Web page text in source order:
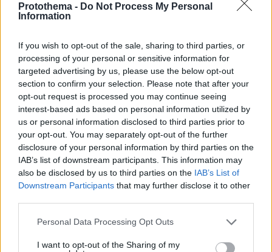
Protothema - Do Not Process My Personal
Information
If you wish to opt-out of the sale, sharing to third parties, or
processing of your personal or sensitive information for
targeted advertising by us, please use the below opt-out
section to confirm your selection. Please note that after your
opt-out request is processed you may continue seeing
interest-based ads based on personal information utilized by
us or personal information disclosed to third parties prior to
your opt-out. You may separately opt-out of the further
disclosure of your personal information by third parties on the
IAB’s list of downstream participants. This information may
also be disclosed by us to third parties on the IAB’s List of
Downstream Participants that may further disclose it to other
Please note that this website/app uses one or more Google
not limited to your visit or usage behaviour. You may click to
Personal Data Processing Opt Outs
I want to opt-out of the Sharing of my
11.05.2026, 19:42
Ολοκληρη ΕΕ τον αφηνει να παιζει ως νεος Πουτιν
στα συνορα της!
ΑΠΑΝΤΗΣΗ
Orgasmatron
11.05.2026, 13:47
Γεραπετρίτης: "Η κόκκινη γραμμή είναι η εθνική
κυριαρχία, και όταν λέμε εθνική κυριαρχία εννοούμε
αυτονοήτως τα εθνικά χωρικά ύδατα τα οποία
να περιμένεις.
ΑΠΑΝΤΗΣΗ